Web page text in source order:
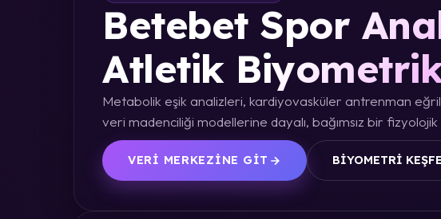
Betebet Spor
Atletik
Metabolik eşik analizleri, kardiyovasküler antrenman
veri madenciliği modellerine dayalı, bağımsız bir
VERI MERKEZINE GIT BIYOMETRI